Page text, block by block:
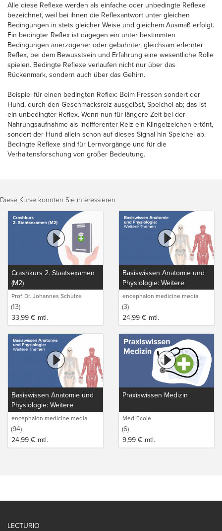
Alle diese Reflexe werden als einfache oder unbedingte Reflexe
bezeichnet, weil bei ihnen die Reflexantwort unter gleichen
Bedingungen in stets gleicher Weise und gleichem Ausmaß erfolgt.
Ein bedingter Reflex ist dagegen ein unter bestimmten
Bedingungen anerzogener oder gebahnter, gleichsam erlernter
Reflex, bei dem Bewusstsein und Erfahrung eine wesentliche Rolle
spielen. Bedingte Reflexe verlaufen nicht nur über das
Rückenmark, sondern auch über das Gehirn.
Beispiel für einen bedingten Reflex: Beim Fressen sondert der
Hund, durch den Geschmacksreiz ausgelöst, Speichel ab; das ist
ein unbedingter Reflex. Wenn nun für längere Zeit bei der
Nahrungsaufnahme als indifferenter Reiz ein Klingelzeichen ertönt,
sondert der Hund allein schon auf dieses Signal hin Speichel ab.
Bedingte Reflexe sind für Lernvorgänge und für die
Verhaltensforschung von großer Bedeutung.
Diese Kurse könnten Sie interessieren
Crashkurs 2. Staatsexamen
(M2)
Prof. Dr. Johannes Schulze
(13)
33,99 € mtl.
Basiswissen Anatomie und
Physiologie: Weitere
Themen
encephalon medicine media
production GmbH
(3)
24,99 € mtl.
Basiswissen Anatomie und
Physiologie: Weitere
Themen
encephalon medicine media
production GmbH
(94)
24,99 € mtl.
Praxiswissen Medizin
Med-Ecole
(6)
9,99 € mtl.
LECTURIO